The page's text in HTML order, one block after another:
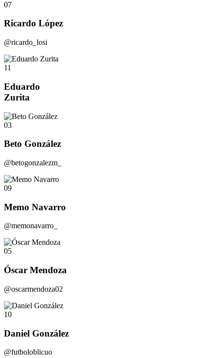
07
Ricardo López
@ricardo_losi
11
Eduardo
Zurita
03
Beto González
@betogonzalezm_
09
Memo Navarro
@memonavarro_
05
Óscar Mendoza
@oscarmendoza02
10
Daniel González
@futboloblicuo